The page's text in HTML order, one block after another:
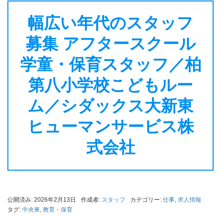
幅広い年代のスタッフ
募集 アフタースクール
学童・保育スタッフ／柏
第八小学校こどもルー
ム／シダックス大新東
ヒューマンサービス株
式会社
公開済み: 2026年2月13日 作成者: スタッフ カテゴリー: 仕事, 求人情報
タグ: 中央東, 教育・保育